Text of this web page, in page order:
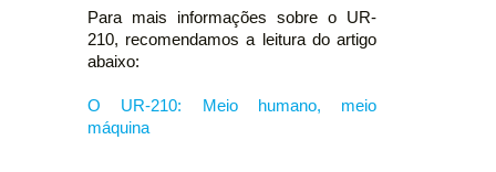
Para mais informações sobre o UR-
210, recomendamos a leitura do artigo
abaixo:
O UR-210: Meio humano, meio
máquina